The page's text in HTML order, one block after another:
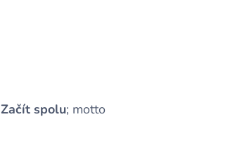
Začít spolu; motto